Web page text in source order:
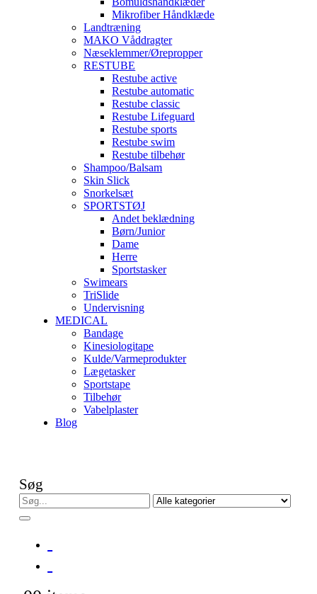
Mikrofiber Håndklæde
Landtræning
MAKO Våddragter
Næseklemmer/Ørepropper
RESTUBE
Restube active
Restube automatic
Restube classic
Restube Lifeguard
Restube sports
Restube swim
Restube tilbehør
Shampoo/Balsam
Skin Slick
Snorkelsæt
SPORTSTØJ
Andet beklædning
Børn/Junior
Dame
Herre
Sportstasker
Swimears
TriSlide
Undervisning
MEDICAL
Bandage
Kinesiologitape
Kulde/Varmeprodukter
Lægetasker
Sportstape
Tilbehør
Vabelplaster
Blog
Søg